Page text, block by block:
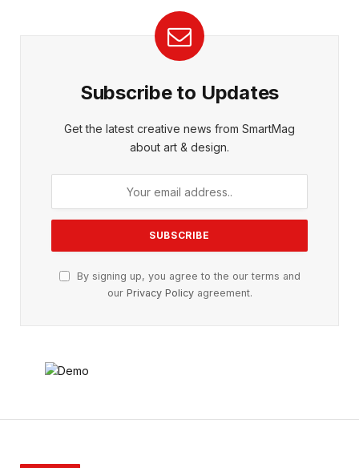
Subscribe to Updates
Get the latest creative news from SmartMag
about art & design.
By signing up, you agree to the our terms and
our Privacy Policyagreement.